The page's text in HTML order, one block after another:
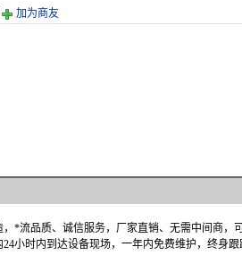
加为商友
*流品质、诚信服务，厂家直销、无需中间商，
小时内到达设备现场，一年内免费维护，终身